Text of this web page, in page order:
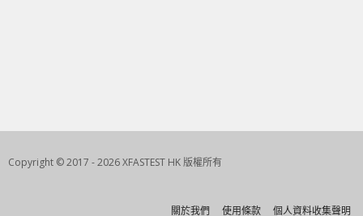
Copyright © 2017 - 2026 XFASTEST HK 版權所有
關於我們 使用條款 個人資料收集聲明